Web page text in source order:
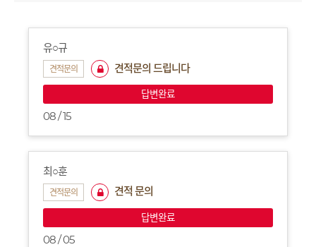
유○규
견적문의 견적문의 드립니다
답변완료
08 / 15
최○훈
견적문의 견적 문의
답변완료
08 / 05